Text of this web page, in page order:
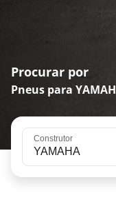
Procurar por
Pneus para
Construtor
YAMAHA